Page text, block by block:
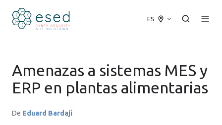
ES
Amenazas a sistemas MES y
ERP en plantas alimentarias
De Eduard Bardají